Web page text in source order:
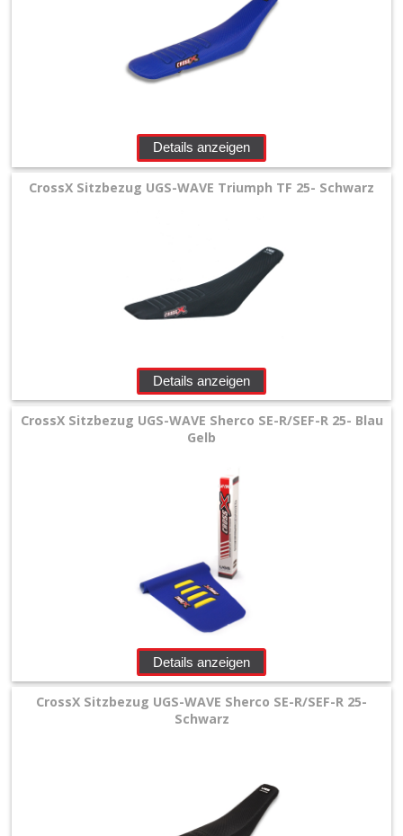
Details anzeigen
CrossX Sitzbezug UGS-WAVE Triumph TF 25- Schwarz
Details anzeigen
CrossX Sitzbezug UGS-WAVE Sherco SE-R/SEF-R 25- Blau
Gelb
Details anzeigen
CrossX Sitzbezug UGS-WAVE Sherco SE-R/SEF-R 25-
Schwarz